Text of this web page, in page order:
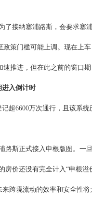
接纳塞浦路斯，会要求塞
策门槛可能上调。现在上
推进，但在此之前的窗口期
入倒计时
超6600万次通行，且该系
路斯正式接入申根版图。一
房价还没有完全计入“申根
跨境流动的效率和安全性